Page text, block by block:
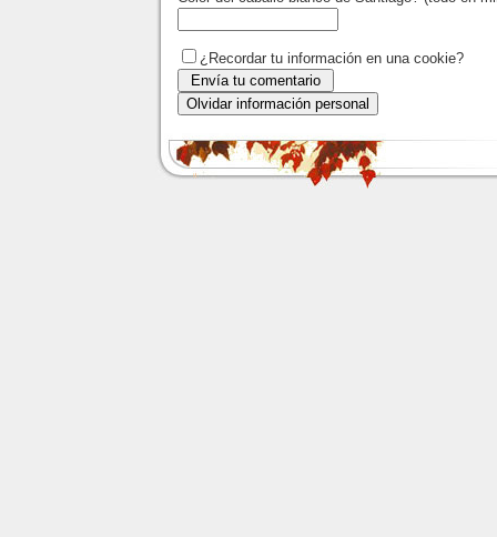
¿Recordar tu información en una cookie?